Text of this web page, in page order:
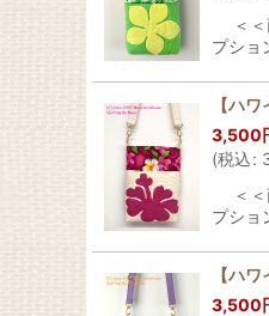
＜＜
プショ
【ハ
3,500
(税込:
＜＜
プショ
【ハ
3,500